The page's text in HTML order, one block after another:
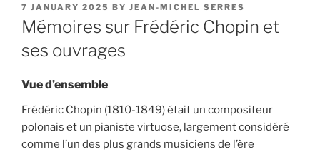
POSTED
ON
7 JANUARY 2025 BY JEAN-MICHEL SERRES
Mémoires sur Frédéric Chopin et
ses ouvrages
Vue d’ensemble
Frédéric Chopin (1810-1849) était un compositeur
polonais et un pianiste virtuose, largement considéré
comme l’un des plus grands musiciens de l’ère